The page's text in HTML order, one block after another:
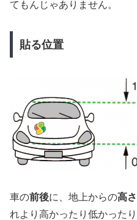
てもんじゃありません。
貼る位置
車の前後に、地上からの高
れより高かったり低かった